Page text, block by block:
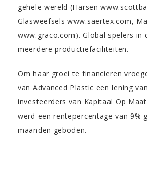
gehele wereld (Harsen
Glasweefsels www.saertex.com,
www.graco.com). Global spelers in
meerdere productiefaciliteiten.
Om haar groei te financieren
van Advanced Plastic een lening
investeerders van Kapitaal Op
werd een rentepercentage van 9%
maanden geboden.